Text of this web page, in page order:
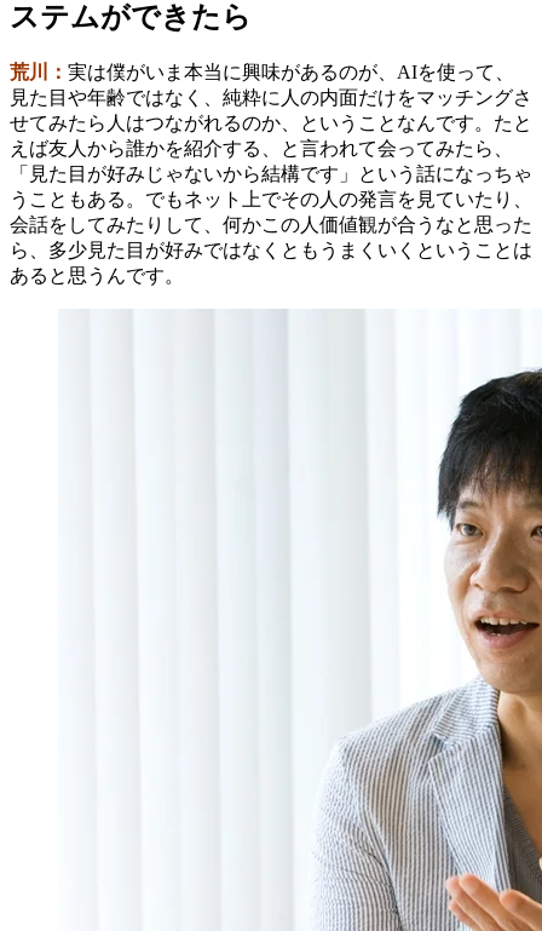
ステムができたら
荒川： 実は僕がいま本当に興味があるのが、AIを使って、
見た目や年齢ではなく、純粋に人の内面だけをマッチングさ
せてみたら人はつながれるのか、ということなんです。たと
えば友人から誰かを紹介する、と言われて会ってみたら、
「見た目が好みじゃないから結構です」という話になっちゃ
うこともある。でもネット上でその人の発言を見ていたり、
会話をしてみたりして、何かこの人価値観が合うなと思った
ら、多少見た目が好みではなくともうまくいくということは
あると思うんです。